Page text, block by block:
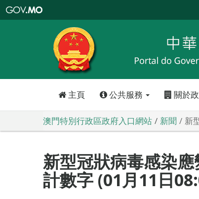
特
政
區
政
口
主頁 公共服務 關於
澳門特別行政區政府入口網站 新聞 新
新型冠狀病毒感染
計數字 (01月11日